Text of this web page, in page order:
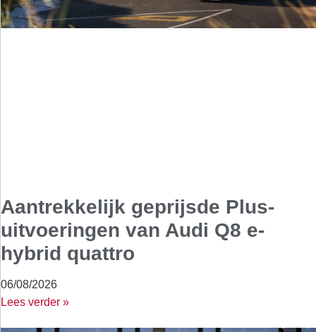
Aantrekkelijk geprijsde Plus-
uitvoeringen van Audi Q8 e-
hybrid quattro
06/08/2026
Lees verder »